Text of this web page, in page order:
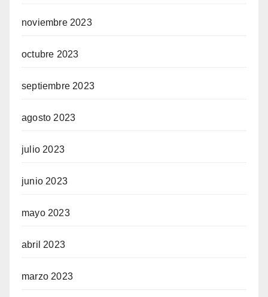
noviembre 2023
octubre 2023
septiembre 2023
agosto 2023
julio 2023
junio 2023
mayo 2023
abril 2023
marzo 2023